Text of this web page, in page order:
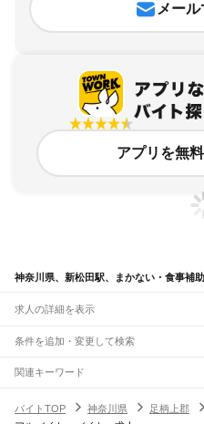
メール
アプリを無
神奈川県、新松田駅、まかない・食事補
求人の詳細を表示
条件を追加・変更して検索
市区町村を追加・変更
神奈川県
すべて
駅を追加・変更
関連キーワード
バイトTOP
神奈川県 足柄上郡